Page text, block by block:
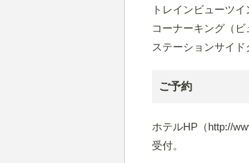
トレインビューツイ
コーナーキング（ビ
ステーションサイ
ご予約
ホテルHP（http://
受付。